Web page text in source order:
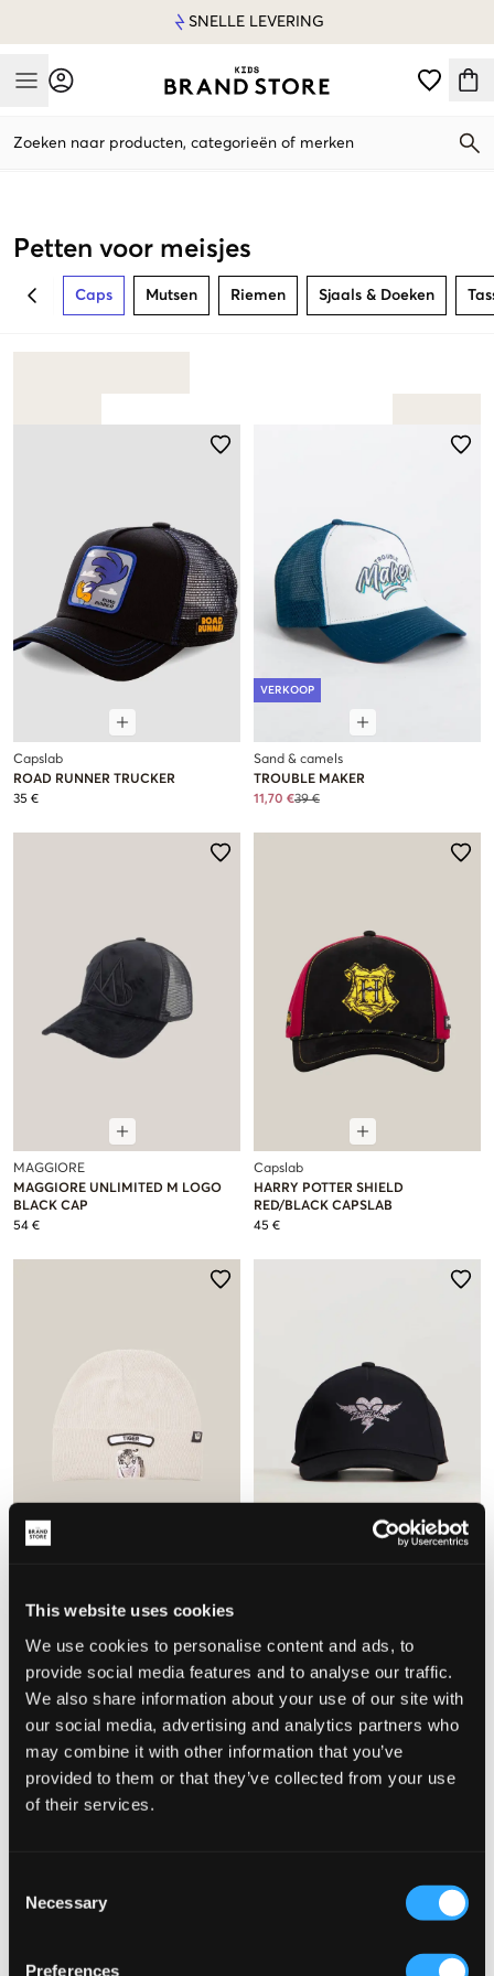
This website uses cookies
We use cookies to personalise content and ads, to
provide social media features and to analyse our traffic.
We also share information about your use of our site with
our social media, advertising and analytics partners who
may combine it with other information that you’ve
provided to them or that they’ve collected from your use
of their services.
Selection
Necessary
Preferences
SNELLE LEVERING
Mobile Menu
Zoeken naar producten, categorieën of merken
Petten voor meisjes
BACK Caps Mutsen Riemen Sjaals & Doeken
Capslab
ROAD RUNNER TRUCKER
35 €
VERKOOP
Sand & camels
TROUBLE MAKER
11,70 €39 €
MAGGIORE
MAGGIORE UNLIMITED M LOGO
BLACK CAP
54 €
Capslab
HARRY POTTER SHIELD
RED/BLACK CAPSLAB
45 €
VERKOOP
SOFT ROCK TIGER